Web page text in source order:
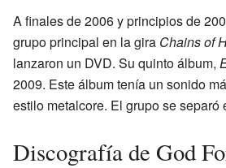
A finales de 2006 y principios de
grupo principal en la gira Chains of
lanzaron un DVD. Su quinto álbum,
2009. Este álbum tenía un sonido
estilo metalcore. El grupo se separó
Discografía de God